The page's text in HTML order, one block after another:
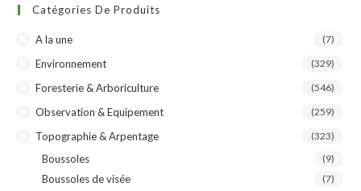
Catégories De Produits
A la une (7)
Environnement (329)
Foresterie & Arboriculture (546)
Observation & Equipement (259)
Topographie & Arpentage (323)
Boussoles (9)
Boussoles de visée (7)